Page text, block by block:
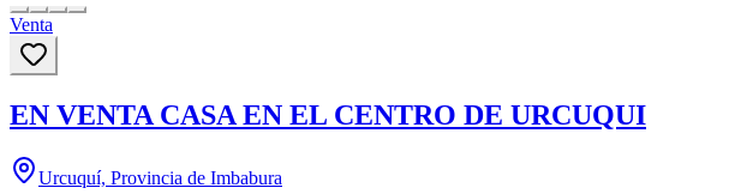
Venta
EN VENTA CASA EN EL CENTRO DE URCUQUI
Urcuquí, Provincia de Imbabura